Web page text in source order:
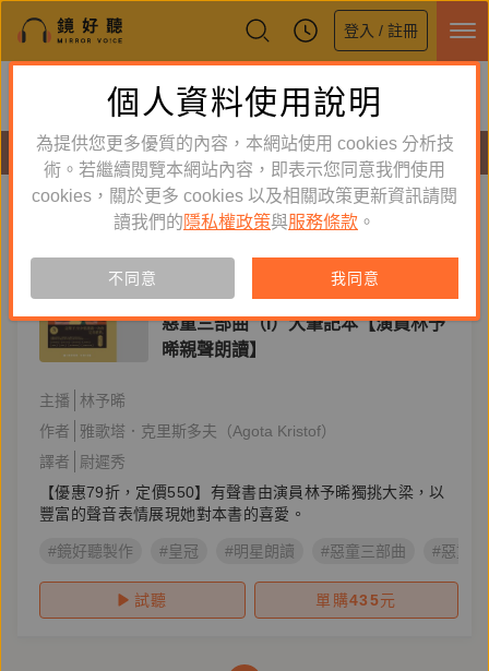
登入 / 註冊
鏡好聽全新APP上線
體驗全面升級，即刻下載
有聲書
大筆記本 新到舊 舊到新
有聲書
惡童三部曲（I）大筆記本【演員林予
晞親聲朗讀】
主播
林予晞
作者
雅歌塔．克里斯多夫（Agota Kristof）
譯者
尉遲秀
【優惠79折，定價550】有聲書由演員林予晞獨挑大梁，以
豐富的聲音表情展現她對本書的喜愛。
#鏡好聽製作 #皇冠 #明星朗讀 #惡童三部曲 #惡童
試聽 單購435元
個人資料使用說明
為提供您更多優質的內容，本網站使用 cookies 分析技
術。若繼續閱覽本網站內容，即表示您同意我們使用
cookies，關於更多 cookies 以及相關政策更新資訊請閱
讀我們的 隱私權政策與服務條款 。
不同意 我同意